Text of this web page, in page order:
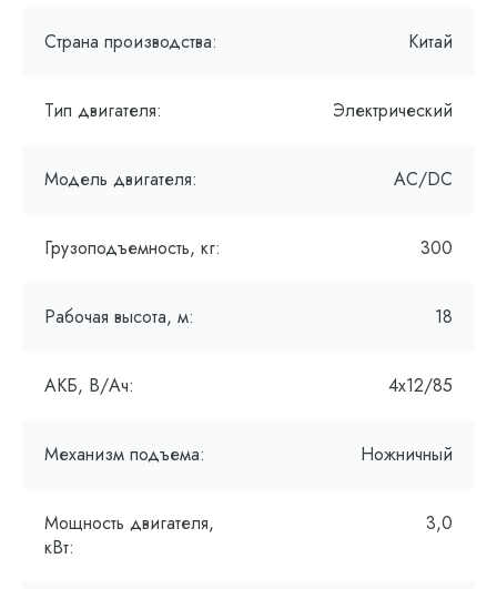
Страна производства: Китай
Тип двигателя: Электрический
Модель двигателя: AC/DC
Грузоподъемность, кг: 300
Рабочая высота, м: 18
АКБ, В/Ач: 4х12/85
Механизм подъема: Ножничный
Мощность двигателя,
кВт:
3,0